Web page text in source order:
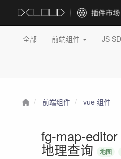
全部 前端组件 JS
前端组件 vue 组件
fg-map-
地理查询 地图